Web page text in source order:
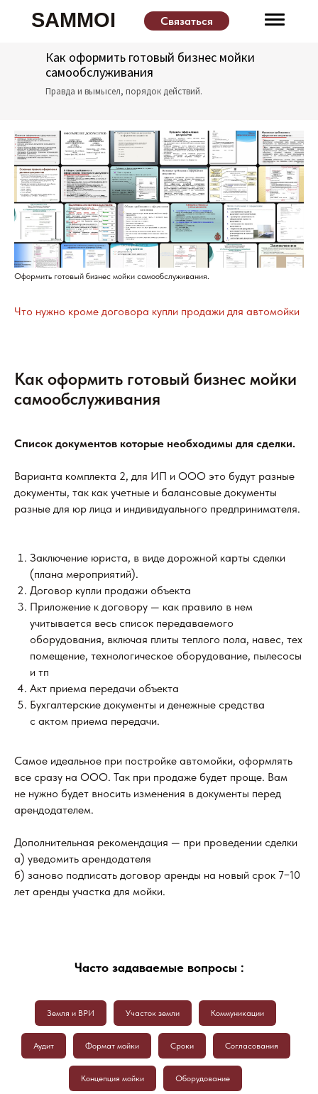
Связаться
SAMMOI
Услуги Продукты
Как оформить готовый бизнес мойки
самообслуживания
Правда и вымысел, порядок действий.
Оформить готовый бизнес мойки самообслуживания.
Что нужно кроме договора купли продажи для автомойки
Как оформить готовый бизнес мойки
самообслуживания
Список документов которые необходимы для сделки.
Варианта комплекта 2, для ИП и ООО это будут разные
документы, так как учетные и балансовые документы
разные для юр лица и индивидуального предпринимателя.
Заключение юриста, в виде дорожной карты сделки
(плана мероприятий).
Договор купли продажи объекта
Приложение к договору — как правило в нем
учитывается весь список передаваемого
оборудования, включая плиты теплого пола, навес, тех
помещение, технологическое оборудование, пылесосы
и тп
Акт приема передачи объекта
Бухгалтерские документы и денежные средства
с актом приема передачи.
Самое идеальное при постройке автомойки, оформлять
все сразу на ООО. Так при продаже будет проще. Вам
не нужно будет вносить изменения в документы перед
арендодателем.
Дополнительная рекомендация — при проведении сделки
а) уведомить арендодателя
б) заново подписать договор аренды на новый срок 7−10
лет аренды участка для мойки.
Часто задаваемые вопросы :
Земля и ВРИ Участок земли Коммуникации
Аудит Формат мойки Сроки Согласования
Концепция мойки Оборудование